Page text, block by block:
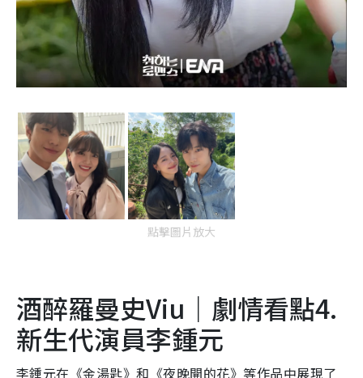
點擊圖片放大
酒醉羅曼史Viu｜劇情看點4.
新生代演員李鍾元
李鍾元在《金湯匙》和《夜晚開的花》等作品中展現了